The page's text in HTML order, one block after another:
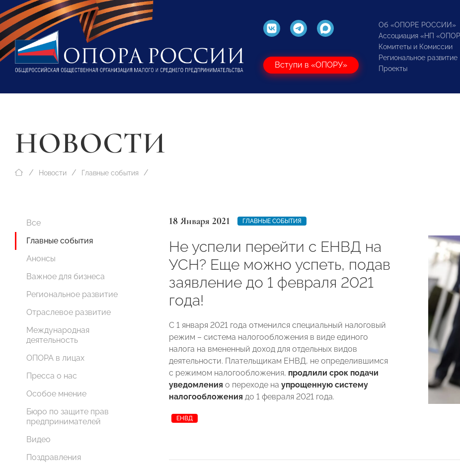
Вступи в «ОПОРУ»
Об «ОПОРЕ РОССИИ»
Ассоциация «НП
Комитеты и Комиссии
Региональное развитие
Проекты
НОВОСТИ
Новости Главные события
Все
Главные события
Анонсы
Важное для бизнеса
Региональное развитие
Отраслевое развитие
Международная
деятельность
ОПОРА в лицах
Пресса о нас
Особое мнение
Бюро по защите прав
предпринимателей
Видео
Поздравления
18 Января 2021 ГЛАВНЫЕ СОБЫТИЯ
Не успели перейти с ЕНВД на
УСН? Еще можно успеть, подав
заявление до 1 февраля 2021
года!
С 1 января 2021 года отменился специальный налоговый
режим – система налогообложения в виде единого
налога на вмененный доход для отдельных видов
деятельности. Плательщикам ЕНВД, не определившимся
с режимом налогообложения, продлили срок подачи
уведомления о переходе на упрощенную систему
налогообложения до 1 февраля 2021 года.
ЕНВД